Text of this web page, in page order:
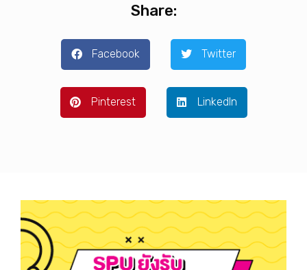
Share:
Facebook Twitter
Pinterest LinkedIn